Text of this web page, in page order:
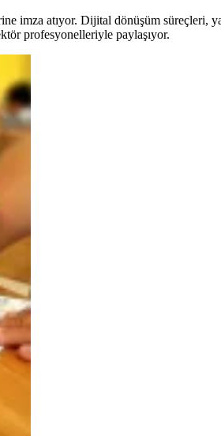
imza atıyor. Dijital dönüşüm süreçleri,
profesyonelleriyle paylaşıyor.